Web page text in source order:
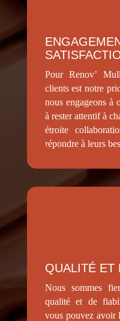
Pour Renov’
clients est notre
nous engageons à
à rester attentif à
étroite
répondre à leurs
QUALITÉ ET
Nous sommes
qualité et de
vous pouvez avoir